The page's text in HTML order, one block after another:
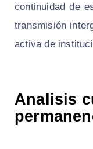
continuidad de
transmisión
activa de
Analisis